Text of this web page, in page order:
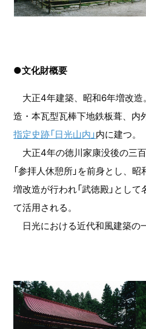
●文化財概要
大正4年建築、昭和6年増改造
造・本瓦型瓦棒下地鉄板葺、内
指定史跡「日光山内」内に建つ。
大正4年の徳川家康没後の三
「参拝人休憩所」を前身とし、
増改造が行われ「武徳殿」とし
て活用される。
日光における近代和風建築の